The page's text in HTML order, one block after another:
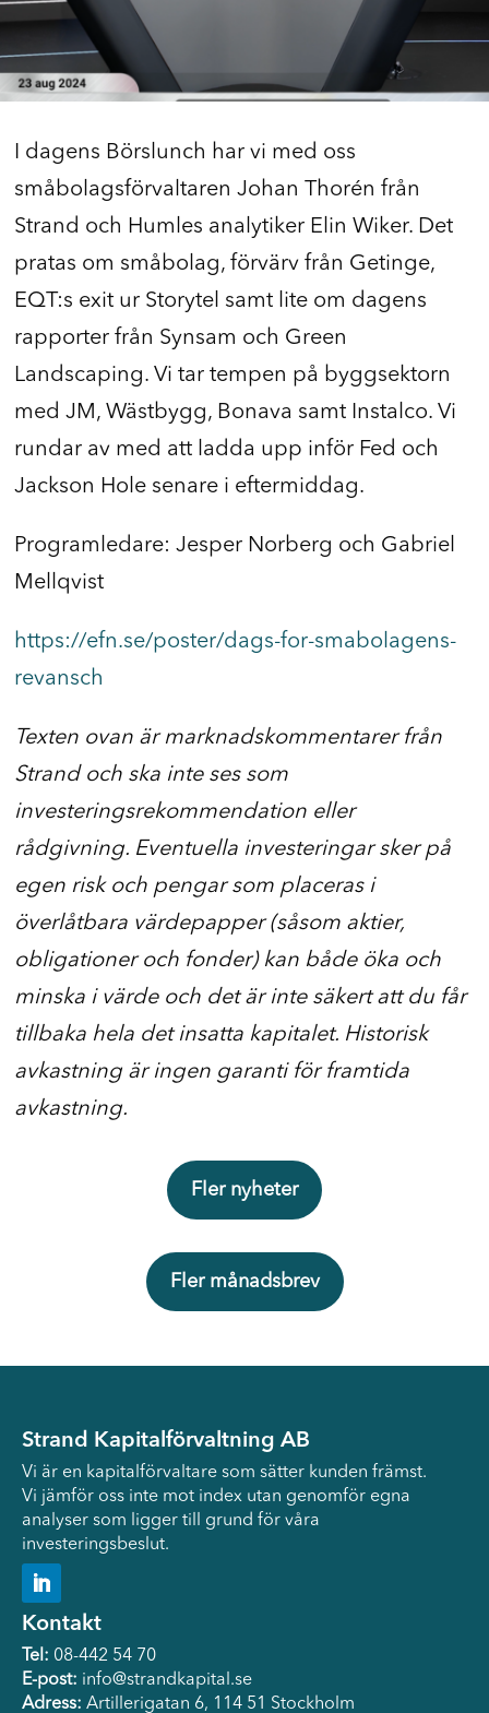
I dagens Börslunch har vi med oss
småbolagsförvaltaren Johan Thorén från
Strand och Humles analytiker Elin Wiker. Det
pratas om småbolag, förvärv från Getinge,
EQT:s exit ur Storytel samt lite om dagens
rapporter från Synsam och Green
Landscaping. Vi tar tempen på byggsektorn
med JM, Wästbygg, Bonava samt Instalco. Vi
rundar av med att ladda upp inför Fed och
Jackson Hole senare i eftermiddag.
Programledare: Jesper Norberg och Gabriel
Mellqvist
https://efn.se/poster/dags-for-smabolagens-
revansch
Texten ovan är marknadskommentarer från
Strand och ska inte ses som
investeringsrekommendation eller
rådgivning. Eventuella investeringar sker på
egen risk och pengar som placeras i
överlåtbara värdepapper (såsom aktier,
obligationer och fonder) kan både öka och
minska i värde och det är inte säkert att du får
tillbaka hela det insatta kapitalet. Historisk
avkastning är ingen garanti för framtida
avkastning.
Fler nyheter
Fler månadsbrev
Strand Kapitalförvaltning AB
Vi är en kapitalförvaltare som sätter kunden främst.
Vi jämför oss inte mot index utan genomför egna
analyser som ligger till grund för våra
investeringsbeslut.
Kontakt
Tel: 08-442 54 70
E-post: info@strandkapital.se
Adress: Artillerigatan 6, 114 51 Stockholm